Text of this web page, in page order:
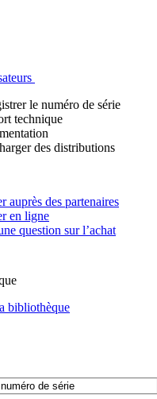
le numéro de série
technique
des distributions
auprès des partenaires
en ligne
question sur l’achat
bibliothèque